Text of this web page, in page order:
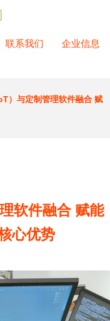
联系我们 企业信息
）与定制管理软件融合 赋
软件融合 赋能
心优势